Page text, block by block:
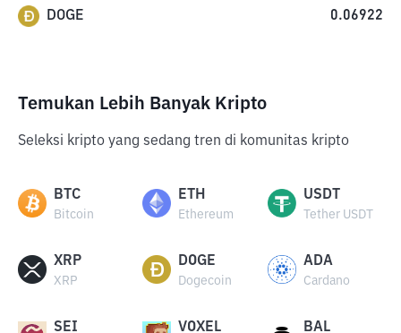
DOGE 0.06922
Temukan Lebih Banyak Kripto
Seleksi kripto yang sedang tren di komunitas kripto
BTC
Bitcoin
ETH
Ethereum
USDT
Tether USDT
XRP
XRP
DOGE
Dogecoin
ADA
Cardano
SEI VOXEL BAL